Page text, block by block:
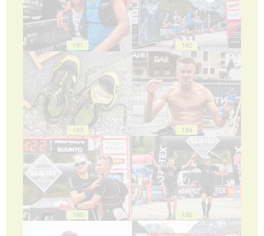
181 182
183 184
185 186